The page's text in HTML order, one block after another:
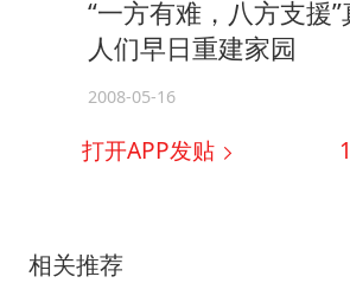
“一方有难，八方支援
人们早日重建家园
2008-05-16
打开APP发贴
相关推荐